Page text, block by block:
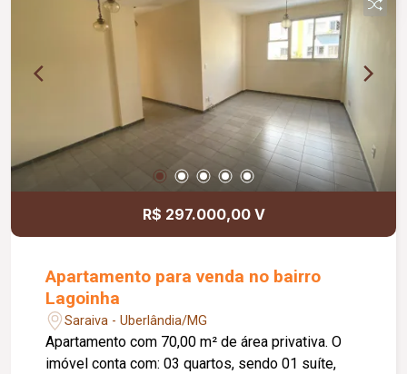
R$ 297.000,00 V
Apartamento para venda no bairro
Lagoinha
Saraiva - Uberlândia/MG
Apartamento com 70,00 m² de área privativa. O
imóvel conta com: 03 quartos, sendo 01 suíte,